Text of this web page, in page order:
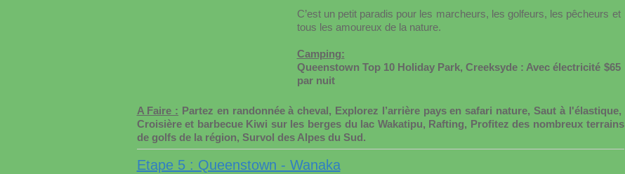
C’est un petit paradis pour les marcheurs, les golfeurs, les pêcheurs et
tous les amoureux de la nature.
Camping:
Queenstown Top 10 Holiday Park, Creeksyde : Avec électricité $65
par nuit
A Faire : Partez en randonnée à cheval, Explorez l’arrière pays en safari nature, Saut à l'élastique,
Croisière et barbecue Kiwi sur les berges du lac Wakatipu, Rafting, Profitez des nombreux terrains
de golfs de la région, Survol des Alpes du Sud.
Etape 5 : Queenstown - Wanaka